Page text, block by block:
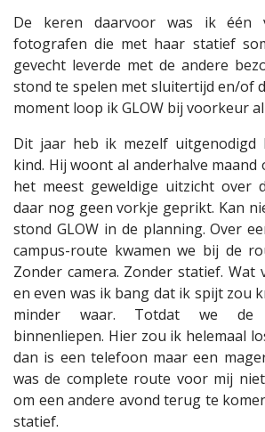
De keren daarvoor was ik één
fotografen die met haar statief
gevecht leverde met de andere
stond te spelen met sluitertijd en/of
moment loop ik GLOW bij voorkeur
Dit jaar heb ik mezelf uitgenodigd
kind. Hij woont al anderhalve maand
het meest geweldige uitzicht over
daar nog geen vorkje geprikt. Kan
stond GLOW in de planning. Over
campus-route kwamen we bij de
Zonder camera. Zonder statief. Wat
en even was ik bang dat ik spijt zou
minder waar. Totdat we de
binnenliepen. Hier zou ik helemaal
dan is een telefoon maar een
was de complete route voor mij
om een andere avond terug te
statief.